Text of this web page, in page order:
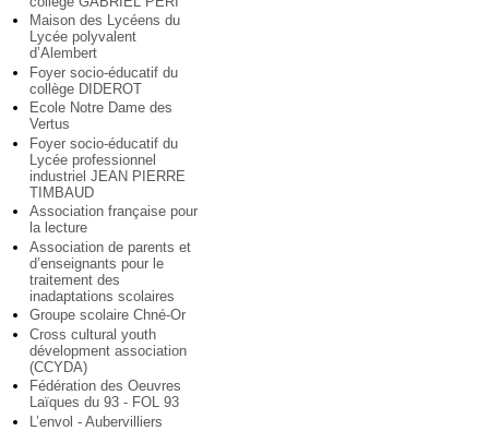
Maison des Lycéens du
Lycée polyvalent
d’Alembert
Foyer socio-éducatif du
collège DIDEROT
Ecole Notre Dame des
Vertus
Foyer socio-éducatif du
Lycée professionnel
industriel JEAN PIERRE
TIMBAUD
Association française pour
la lecture
Association de parents et
d’enseignants pour le
traitement des
inadaptations scolaires
Groupe scolaire Chné-Or
Cross cultural youth
dévelopment association
(CCYDA)
Fédération des Oeuvres
Laïques du 93 - FOL 93
L’envol - Aubervilliers